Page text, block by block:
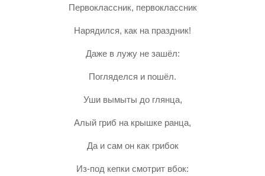
Первоклассник, первоклассник
Нарядился, как на праздник!
Даже в лужу не зашёл:
Погляделся и пошёл.
Уши вымыты до глянца,
Алый гриб на крышке ранца,
Да и сам он как грибок
Из-под кепки смотрит вбок: